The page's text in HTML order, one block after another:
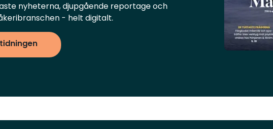
nyheterna, djupgående reportage och
- helt digitalt.